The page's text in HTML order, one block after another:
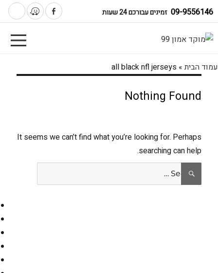
09-9556146 זמינים עבורכם 24 שעות
עמוד הבית»
all black nfl jerseys
Nothing Found
It seems we can’t find what you’re looking for. Perhaps
searching can help.
Search
for:
SEARCH